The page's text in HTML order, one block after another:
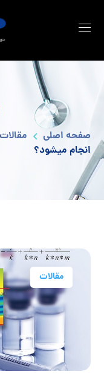
صفحه اصلی مقالات
انجام میشود؟
مقالات